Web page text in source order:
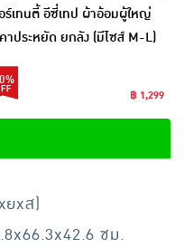
ร์เทนตี้ อีซี่เทป ผ้าอ้อมผู้ใหญ่
าประหยัด ยกลัง (มีไซส์ M-L)
฿ 1,299
ยxส)
ซม.